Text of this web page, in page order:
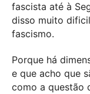
fascista até à
disso muito
fascismo.
Porque há
e que acho que
como a questão